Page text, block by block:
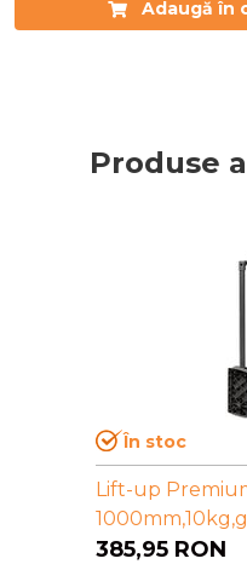
Adaugă în
Produse
În stoc
Lift-up
385,95 RON